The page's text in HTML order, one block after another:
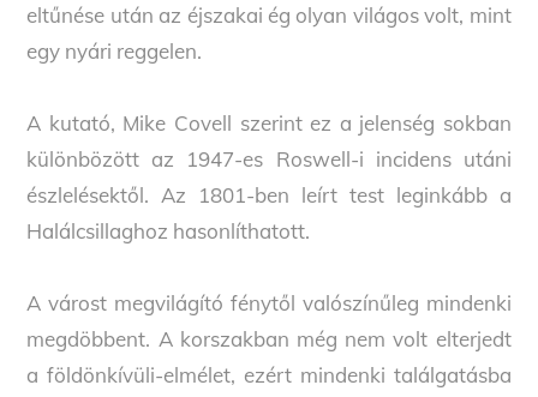
eltűnése után az éjszakai ég olyan világos volt, mint
egy nyári reggelen.
A kutató, Mike Covell szerint ez a jelenség sokban
különbözött az 1947-es Roswell-i incidens utáni
észlelésektől. Az 1801-ben leírt test leginkább a
Halálcsillaghoz hasonlíthatott.
A várost megvilágító fénytől valószínűleg mindenki
megdöbbent. A korszakban még nem volt elterjedt
a földönkívüli-elmélet, ezért mindenki találgatásba